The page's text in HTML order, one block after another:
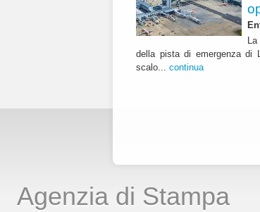
della pista di emergenza di
scalo... continua
Agenzia di Stampa